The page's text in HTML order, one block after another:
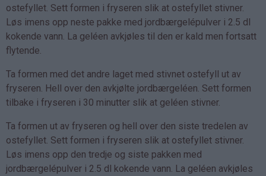
ostefyllet. Sett formen i fryseren slik at ostefyllet stivner.
Løs imens opp neste pakke med jordbærgelépulver i 2.5 dl
kokende vann. La geléen avkjøles til den er kald men fortsatt
flytende.
Ta formen med det andre laget med stivnet ostefyll ut av
fryseren. Hell over den avkjølte jordbærgeléen. Sett formen
tilbake i fryseren i 30 minutter slik at geléen stivner.
Ta formen ut av fryseren og hell over den siste tredelen av
ostefyllet. Sett formen i fryseren slik at ostefyllet stivner.
Løs imens opp den tredje og siste pakken med
jordbærgelépulver i 2.5 dl kokende vann. La geléen avkjøles